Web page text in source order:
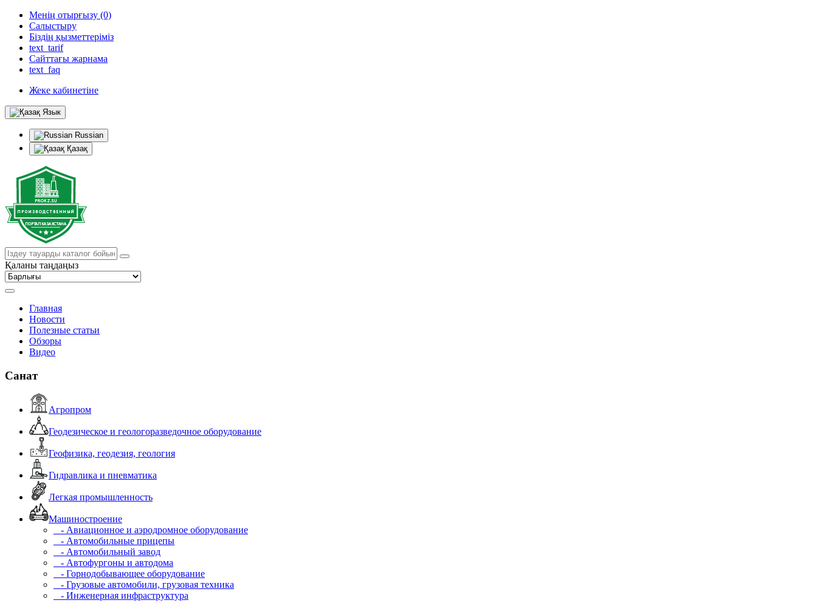
Менің отырғызу (0)
Салыстыру
Біздің қызметтеріміз
text_tarif
Сайттағы жарнама
text_faq
Жеке кабинетіне
Язык
Russian
Қазақ
Қаланы таңдаңыз
Главная
Новости
Полезные статьи
Обзоры
Видео
Санат
Агропром
Геодезическое и геологоразведочное оборудование
Геофизика, геодезия, геология
Гидравлика и пневматика
Легкая промышленность
Машиностроение
- Авиационное и аэродромное оборудование
- Автомобильные прицепы
- Автомобильный завод
- Автофургоны и автодома
- Горнодобывающее оборудование
- Грузовые автомобили, грузовая техника
- Инженерная инфраструктура